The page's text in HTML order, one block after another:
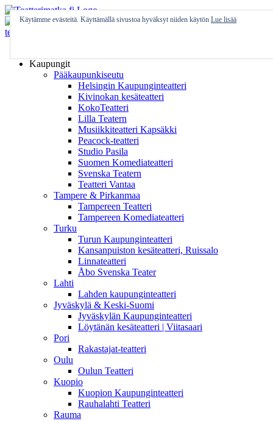
Skip
to
content
Kaupungit
Pääkaupunkiseutu
Helsingin Kaupunginteatteri
Kivinokan kesäteatteri
KokoTeatteri
Lilla Teatern
Musiikkiteatteri Kapsäkki
Peacock-teatteri
Studio Pasila
Suomen Komediateatteri
Svenska Teatern
Teatteri Vantaa
Tampere & Pirkanmaa
Tampereen Teatteri
Tampereen Komediateatteri
Turku
Turun Kaupunginteatteri
Kansanpuiston kesäteatteri, Ruissalo
Linnateatteri
Åbo Svenska Teater
Lahti
Lahden kaupunginteatteri
Jyväskylä & Keski-Suomi
Jyväskylän Kaupunginteatteri
Löytänän kesäteatteri | Viitasaari
Pori
Rakastajat-teatteri
Oulu
Oulun Teatteri
Kuopio
Kuopion Kaupunginteatteri
Rauhalahti Teatteri
Rauma
Käytämme evästeitä. Käyttämällä sivustoa hyväksyt niiden käytön Lue lisää